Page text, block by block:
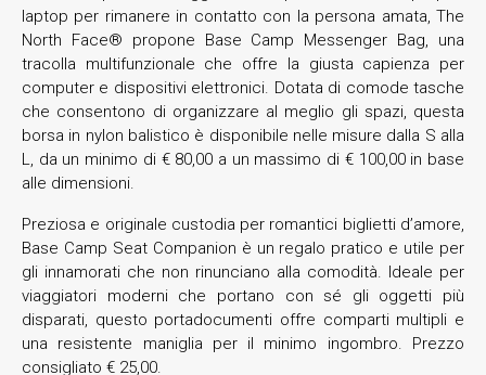
laptop per rimanere in contatto con la persona amata, The
North Face® propone Base Camp Messenger Bag, una
tracolla multifunzionale che offre la giusta capienza per
computer e dispositivi elettronici. Dotata di comode tasche
che consentono di organizzare al meglio gli spazi, questa
borsa in nylon balistico è disponibile nelle misure dalla S alla
L, da un minimo di € 80,00 a un massimo di € 100,00 in base
alle dimensioni.
Preziosa e originale custodia per romantici biglietti d’amore,
Base Camp Seat Companion è un regalo pratico e utile per
gli innamorati che non rinunciano alla comodità. Ideale per
viaggiatori moderni che portano con sé gli oggetti più
disparati, questo portadocumenti offre comparti multipli e
una resistente maniglia per il minimo ingombro. Prezzo
consigliato € 25,00.